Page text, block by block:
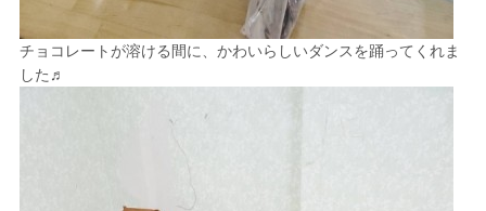
チョコレートが溶ける間に、かわいらしいダンスを踊ってくれま
した♬